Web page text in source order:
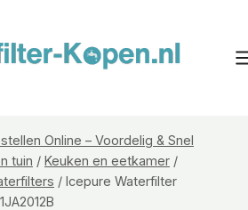
Online – Voordelig & Snel
tuin / Keuken en eetkamer /
/ Icepure Waterfilter